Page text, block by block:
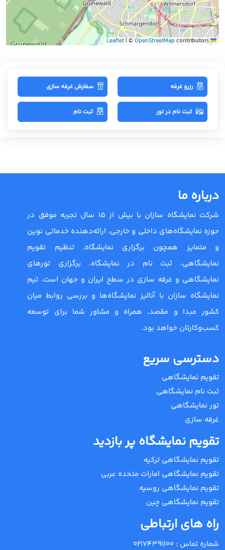
| © OpenStreetMap contributors
رزرو غرفه سفارش غرفه سازی
ثبت نام در تور ثبت نام
درباره ما
شرکت نمایشگاه سازان با بیش از 15 سال تجربه موفق در
حوزه نمایشگاه‌های داخلی و خارجی، ارائه‌دهنده خدماتی نوین
و متمایز همچون برگزاری نمایشگاه، تنظیم تقویم
نمایشگاهی، ثبت نام در نمایشگاه، برگزاری تورهای
نمایشگاهی و غرفه سازی در سطح ایران و جهان است. تیم
نمایشگاه سازان با آنالیز نمایشگاه‌ها و بررسی روابط میان
کشور مبدا و مقصد، همراه و مشاور شما برای توسعه
کسب‌وکارتان خواهد بود.
دسترسی سریع
تقویم نمایشگاهی
ثبت نام نمایشگاهی
تور نمایشگاهی
غرفه سازی
تقویم نمایشگاه پر بازدید
تقویم نمایشگاهی ترکیه
تقویم نمایشگاهی امارات متحده عربی
تقویم نمایشگاهی روسیه
تقویم نمایشگاهی چین
راه های ارتباطی
شماره تماس : 02174391100